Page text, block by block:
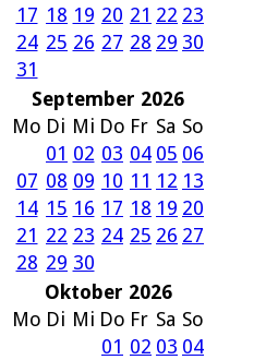
17 18 19 20 21 22 23
24 25 26 27 28 29 30
31
September 2026
Mo Di Mi Do Fr Sa So
01 02 03 04 05 06
07 08 09 10 11 12 13
14 15 16 17 18 19 20
21 22 23 24 25 26 27
28 29 30
Oktober 2026
Mo Di Mi Do Fr Sa So
01 02 03 04